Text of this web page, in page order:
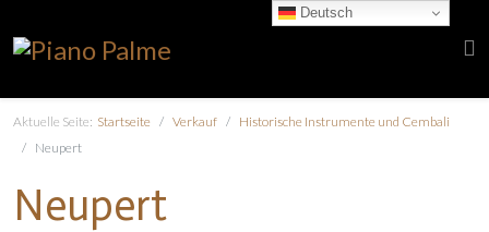
Aktuelle Seite: Startseite Verkauf
Historische Instrumente und Cembali
Neupert
Deutsch
Neupert